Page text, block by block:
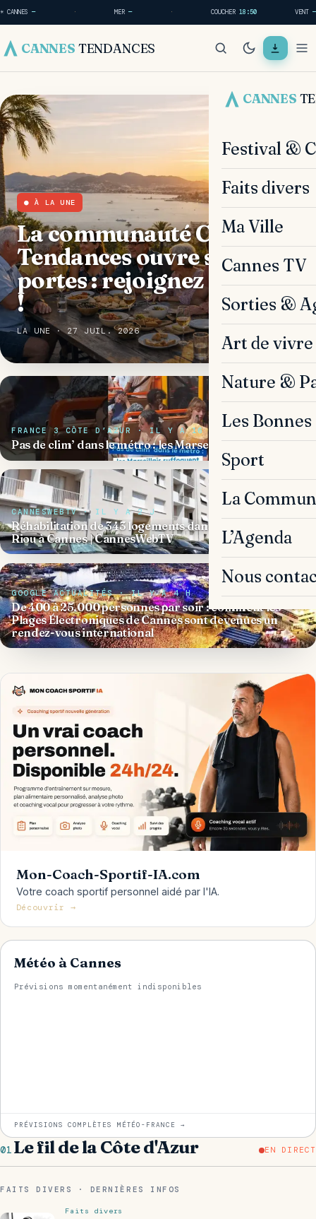
☀ CANNES — · MER— · COUCHER18:50 VENT —
CANNES TENDANCES
CANNES
Festival &
Faits divers
Ma Ville
Cannes TV
Sorties &
Art de vivre
Nature &
Les
Sport
La
L’Agenda
Nous
● À LA UNE
La communauté Cannes
Tendances ouvre ses
portes : rejoignez le débat
!
LA UNE · 27 JUIL. 2026
FRANCE 3 CÔTE D’AZUR · IL Y A 16 H
Pas de clim’ dans le métro : les Marseillais suffoquent
CANNESWEBTV · IL Y A 2 J
Réhabilitation de 343 logements dans le quartier du
Riou à Cannes | CannesWebTV
GOOGLE ACTUALITÉS · IL Y A 4 H
De 400 à 25.000 personnes par soir : comment les
Plages Électroniques de Cannes sont devenues un
rendez-vous international
Mon-Coach-Sportif-IA.com
Votre coach sportif personnel aidé par l'IA.
Découvrir →
Météo à Cannes
Prévisions momentanément indisponibles
PRÉVISIONS COMPLÈTES MÉTÉO-FRANCE →
01 Le fil de la Côte d'Azur EN DIRECT
FAITS DIVERS · DERNIÈRES INFOS
Faits divers